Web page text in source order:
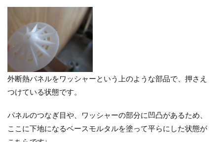
外断熱パネルをワッシャーという上のような部品で、押さえ
つけている状態です。
パネルのつなぎ目や、ワッシャーの部分に凹凸があるため、
ここに下地になるベースモルタルを塗って平らにした状態が